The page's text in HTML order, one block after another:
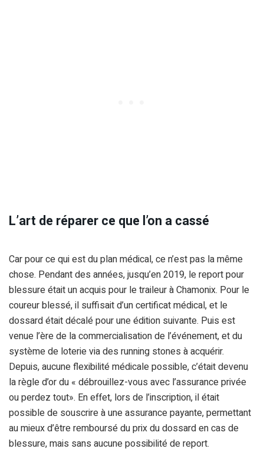
L’art de réparer ce que l’on a cassé
Car pour ce qui est du plan médical, ce n’est pas la même
chose. Pendant des années, jusqu’en 2019, le report pour
blessure était un acquis pour le traileur à Chamonix. Pour le
coureur blessé, il suffisait d’un certificat médical, et le
dossard était décalé pour une édition suivante. Puis est
venue l’ère de la commercialisation de l’événement, et du
système de loterie via des running stones à acquérir.
Depuis, aucune flexibilité médicale possible, c’était devenu
la règle d’or du « débrouillez-vous avec l’assurance privée
ou perdez tout». En effet, lors de l’inscription, il était
possible de souscrire à une assurance payante, permettant
au mieux d’être remboursé du prix du dossard en cas de
blessure, mais sans aucune possibilité de report.